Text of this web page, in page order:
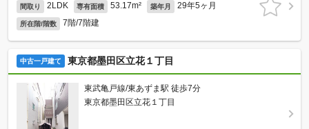
間取り 2LDK 専有面積 53.17m² 築年月 29年5ヶ月
所在階/階数 7階/7階建
中古一戸建て 東京都墨田区立花１丁目
東武亀戸線/東あずま駅 徒歩7分
東京都墨田区立花１丁目